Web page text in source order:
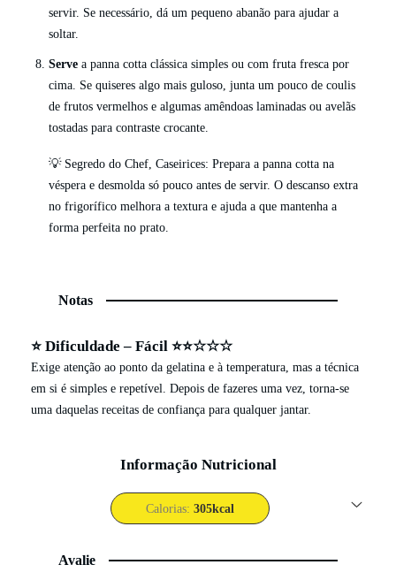
servir. Se necessário, dá um pequeno abanão para ajudar a
soltar.
Serve a panna cotta clássica simples ou com fruta fresca por
cima. Se quiseres algo mais guloso, junta um pouco de coulis
de frutos vermelhos e algumas amêndoas laminadas ou avelãs
tostadas para contraste crocante.
💡 Segredo do Chef, Caseirices: Prepara a panna cotta na
véspera e desmolda só pouco antes de servir. O descanso extra
no frigorífico melhora a textura e ajuda a que mantenha a
forma perfeita no prato.
Notas
⭐ Dificuldade – Fácil ⭐⭐☆☆☆
Exige atenção ao ponto da gelatina e à temperatura, mas a técnica
em si é simples e repetível. Depois de fazeres uma vez, torna-se
uma daquelas receitas de confiança para qualquer jantar.
Informação Nutricional
Calorias: 305kcal
Avalie